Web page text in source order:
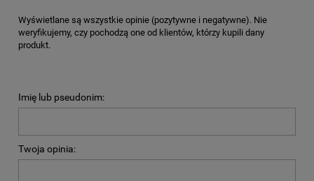
Wyświetlane są wszystkie opinie (pozytywne i negatywne). Nie
weryfikujemy, czy pochodzą one od klientów, którzy kupili dany
produkt.
Imię lub pseudonim:
Twoja opinia: